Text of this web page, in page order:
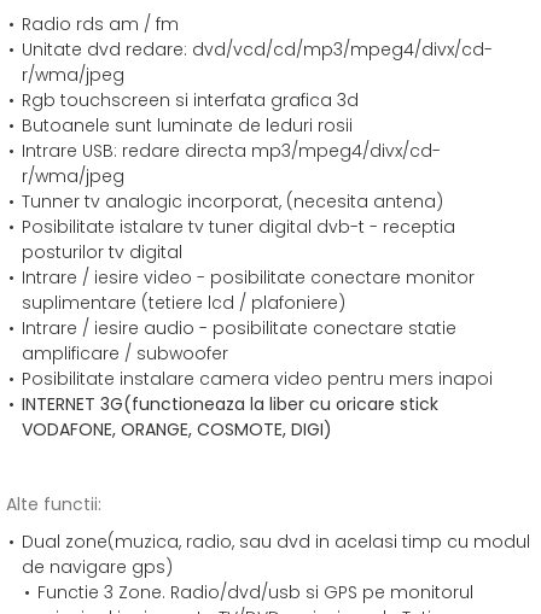
Radio rds am / fm
Unitate dvd redare: dvd/vcd/cd/mp3/mpeg4/divx/cd-
r/wma/jpeg
Rgb touchscreen si interfata grafica 3d
Butoanele sunt luminate de leduri rosii
Intrare USB: redare directa mp3/mpeg4/divx/cd-
r/wma/jpeg
Tunner tv analogic incorporat, (necesita antena)
Posibilitate istalare tv tuner digital dvb-t - receptia
posturilor tv digital
Intrare / iesire video - posibilitate conectare monitor
suplimentare (tetiere lcd / plafoniere)
Intrare / iesire audio - posibilitate conectare statie
amplificare / subwoofer
Posibilitate instalare camera video pentru mers inapoi
INTERNET 3G(functioneaza la liber cu oricare stick
VODAFONE, ORANGE, COSMOTE, DIGI)
Alte functii:
Dual zone(muzica, radio, sau dvd in acelasi timp cu modul
de navigare gps)
Functie 3 Zone. Radio/dvd/usb si GPS pe monitorul